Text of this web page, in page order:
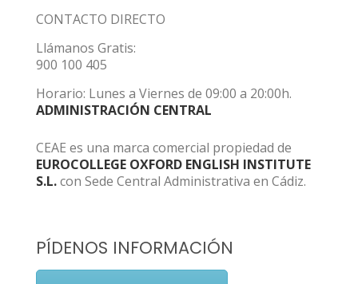
CONTACTO DIRECTO
Llámanos Gratis:
900 100 405
Horario: Lunes a Viernes de 09:00 a 20:00h.
ADMINISTRACIÓN CENTRAL
CEAE es una marca comercial propiedad de
EUROCOLLEGE OXFORD ENGLISH INSTITUTE
S.L.con Sede Central Administrativa en Cádiz.
PÍDENOS INFORMACIÓN